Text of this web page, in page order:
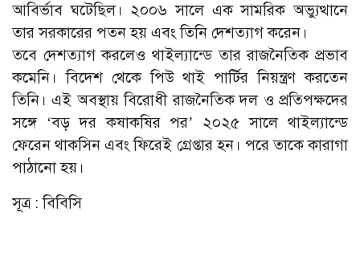
আবির্ভাব ঘটেছিল। ২০০৬ সালে এক সামরিক অভ্যুত্থানে
তার সরকারের পতন হয় এবং তিনি দেশত্যাগ করেন।
তবে দেশত্যাগ করলেও থাইল্যান্ডে তার রাজনৈতিক প্রভাব
কমেনি। বিদেশ থেকে পিউ থাই পার্টির নিয়ন্ত্রণ করতেন
তিনি। এই অবস্থায় বিরোধী রাজনৈতিক দল ও প্রতিপক্ষদের
সঙ্গে ‘বড় দর কষাকষির পর’ ২০২৫ সালে থাইল্যান্ডে
ফেরেন থাকসিন এবং ফিরেই গ্রেপ্তার হন। পরে তাকে কারাগা
পাঠানো হয়।
সূত্র : বিবিসি